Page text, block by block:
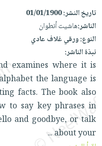
books
طرحها
تحميل
iKitab
على
Android
تحميل
iKitab
على
Apple
Android
تحميل
masmu3
على
Apple
صندوق
القراءة
جوائز
الكل
أجهزة
العناية
الشخصية
العناية
وتصفيف
الشعر
العناية
بالجسم
المطبخ
والسفرة
جديد
الكل
أواني
الطهي
أدوات
متجر
الهدايا
أقسام
تاريخ النشر:01/01/1900
الناشر:هاشيت أنطوان
النوع:ورقي غلاف عادي
نبذة الناشر:
examines where it is
the language is
facts. The book also
to say key phrases in
and goodbye, or talk
about your
...